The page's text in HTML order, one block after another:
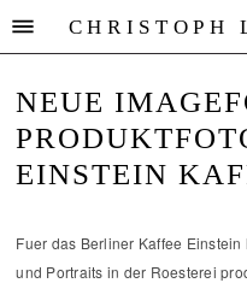
CHRISTOPH
NEUE
EINSTEIN
Fuer das Berliner Kaffee
und Portraits in der Roesterei